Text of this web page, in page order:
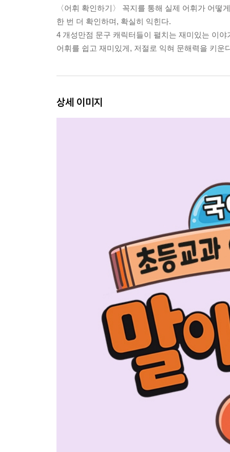
〈어휘 확인하기〉 꼭지를 통해 실제 어휘가 어떻
한 번 더 확인하며, 확실히 익힌다.
4 개성만점 문구 캐릭터들이 펼치는 재미있는 이야
어휘를 쉽고 재미있게, 저절로 익혀 문해력을 키운
상세 이미지